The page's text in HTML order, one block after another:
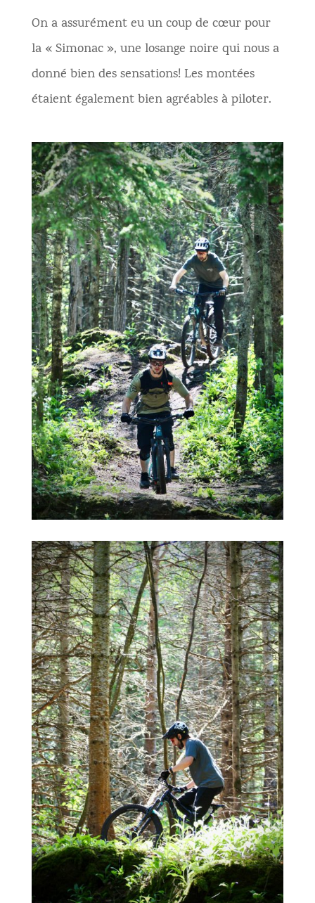
On a assurément eu un coup de cœur pour
la « Simonac », une losange noire qui nous a
donné bien des sensations! Les montées
étaient également bien agréables à piloter.